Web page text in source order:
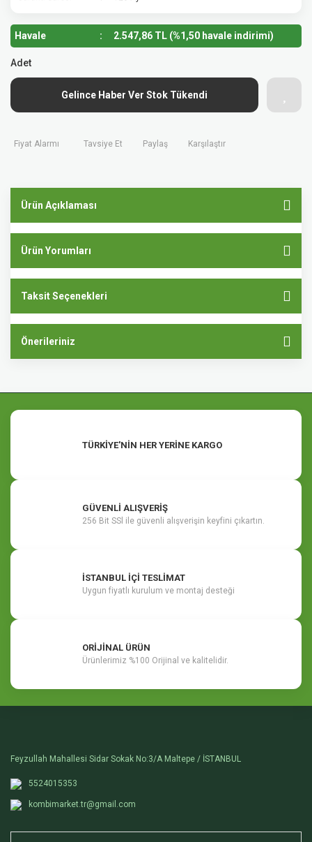
Havale 2.547,86 TL (%1,50 havale indirimi)
Adet
Gelince Haber Ver Stok Tükendi
Fiyat Alarmı Tavsiye Et Paylaş Karşılaştır
Ürün Açıklaması
Ürün Yorumları
Taksit Seçenekleri
Önerileriniz
TÜRKİYE'NİN HER YERİNE KARGO
GÜVENLİ ALIŞVERİŞ
256 Bit SSl ile güvenli alışverişin keyfini çıkartın.
İSTANBUL İÇİ TESLİMAT
Uygun fiyatlı kurulum ve montaj desteği
ORİJİNAL ÜRÜN
Ürünlerimiz %100 Orijinal ve kalitelidir.
Feyzullah Mahallesi Sidar Sokak No:3/A Maltepe / İSTANBUL
5524015353
kombimarket.tr@gmail.com